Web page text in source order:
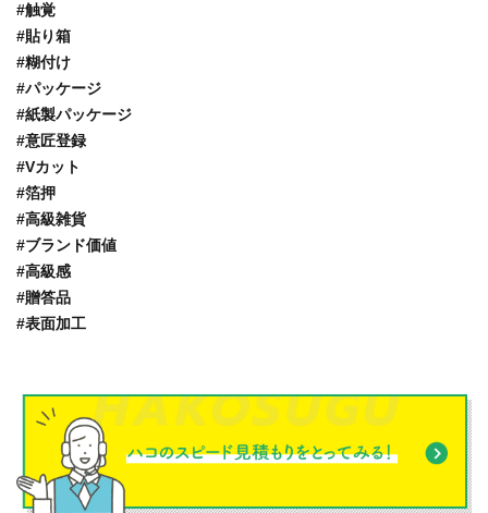
#触覚
#貼り箱
#糊付け
#パッケージ
#紙製パッケージ
#意匠登録
#Vカット
#箔押
#高級雑貨
#ブランド価値
#高級感
#贈答品
#表面加工